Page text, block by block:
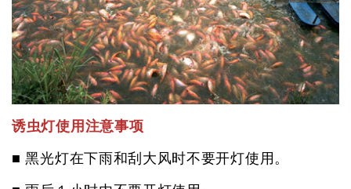
诱虫灯使用注意事项
■ 黑光灯在下雨和刮大风时不要开灯使用。